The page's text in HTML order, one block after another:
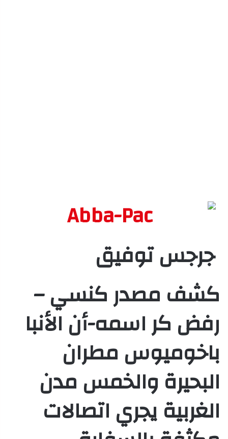
جرجس توفيق
كشف مصدر كنسي –
رفض كر اسمه-أن الأنبا
باخوميوس مطران
البحيرة والخمس مدن
الغربية يجري اتصالات